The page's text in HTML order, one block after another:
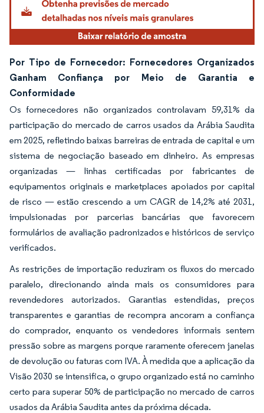
Por Tipo de Fornecedor: Fornecedores Organizados
Ganham Confiança por Meio de Garantia e
Conformidade
Os fornecedores não organizados controlavam 59,31% da
participação do mercado de carros usados da Arábia Saudita
em 2025, refletindo baixas barreiras de entrada de capital e um
sistema de negociação baseado em dinheiro. As empresas
organizadas — linhas certificadas por fabricantes de
equipamentos originais e marketplaces apoiados por capital
de risco — estão crescendo a um CAGR de 14,2% até 2031,
impulsionadas por parcerias bancárias que favorecem
formulários de avaliação padronizados e históricos de serviço
verificados.
As restrições de importação reduziram os fluxos do mercado
paralelo, direcionando ainda mais os consumidores para
revendedores autorizados. Garantias estendidas, preços
transparentes e garantias de recompra ancoram a confiança
do comprador, enquanto os vendedores informais sentem
pressão sobre as margens porque raramente oferecem janelas
de devolução ou faturas com IVA. À medida que a aplicação da
Visão 2030 se intensifica, o grupo organizado está no caminho
certo para superar 50% de participação no mercado de carros
usados da Arábia Saudita antes da próxima década.